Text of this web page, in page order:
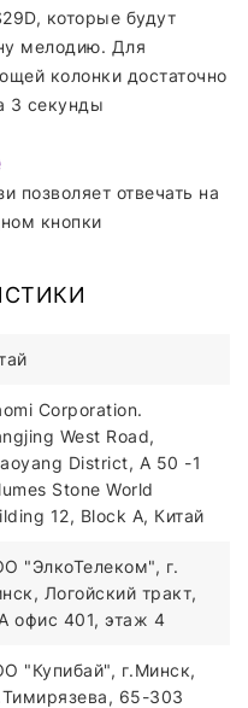
которые будут
мелодию. Для
колонки достаточно
3 секунды
позволяет отвечать на
кнопки
Corporation.
West Road,
District, A 50 -1
Stone World
12, Block A, Китай
"ЭлкоТелеком", г.
Логойский тракт,
офис 401, этаж 4
"Купибай", г.Минск,
65-303